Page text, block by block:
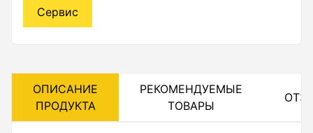
Сервис
ОПИСАНИЕ
ПРОДУКТА
РЕКОМЕНДУЕМЫЕ
ТОВАРЫ
Показать еще
Аксессуары для мотобуров